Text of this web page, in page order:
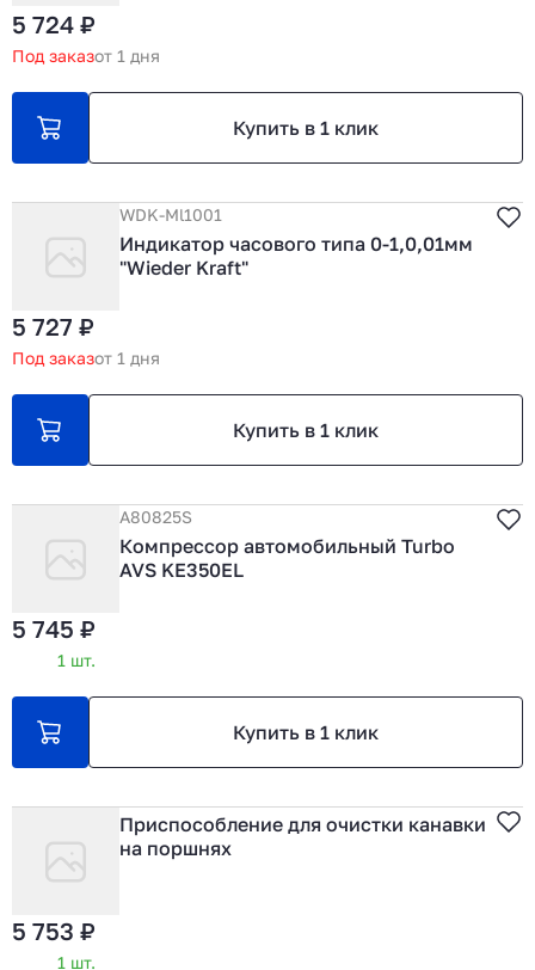
5 724 ₽
Под заказот 1 дня
Купить в 1 клик
WDK-Ml1001
Индикатор часового типа 0-1,0,01мм
"Wieder Kraft"
5 727 ₽
Под заказот 1 дня
Купить в 1 клик
A80825S
Компрессор автомобильный Turbo
AVS KE350EL
5 745 ₽
1 шт.
Купить в 1 клик
Приспособление для очистки канавки
на поршнях
5 753 ₽
1 шт.